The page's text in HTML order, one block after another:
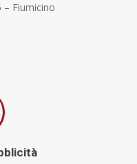
– Fiumicino